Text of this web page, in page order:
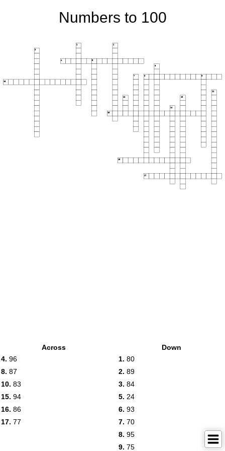
Numbers to 100
1 2
3
4 5
6
7 8 9
10
11
12 13
14
15
16
17
Across
4. 96
8. 87
10. 83
15. 94
16. 86
17. 77
Down
1. 80
2. 89
3. 84
5. 24
6. 93
7. 70
8. 95
9. 75